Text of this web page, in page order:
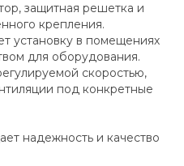
защитная решетка и
крепления.
установку в помещениях
для оборудования.
скоростью,
под конкретные
надежность и качество